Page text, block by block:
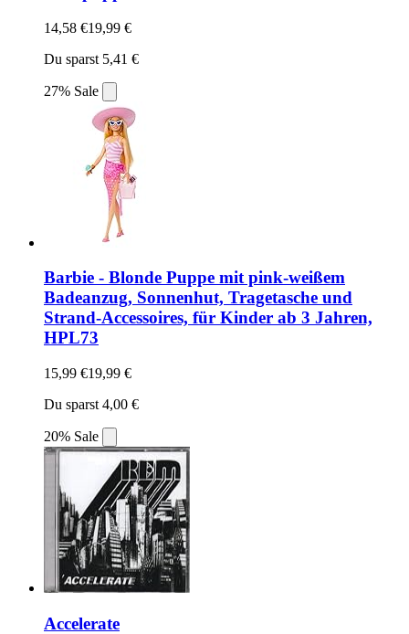
14,58 €19,99 €
Du sparst 5,41 €
27% Sale
Barbie - Blonde Puppe mit pink-weißem
Badeanzug, Sonnenhut, Tragetasche und
Strand-Accessoires, für Kinder ab 3 Jahren,
HPL73
15,99 €19,99 €
Du sparst 4,00 €
20% Sale
Accelerate